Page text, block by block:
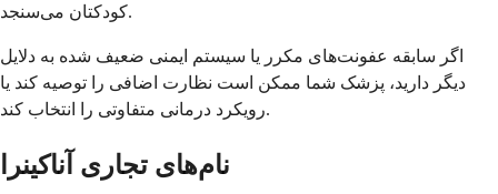
کودکتان می‌سنجد.
اگر سابقه عفونت‌های مکرر یا سیستم ایمنی ضعیف شده به دلایل
دیگر دارید، پزشک شما ممکن است نظارت اضافی را توصیه کند یا
رویکرد درمانی متفاوتی را انتخاب کند.
نام‌های تجاری آناکینرا